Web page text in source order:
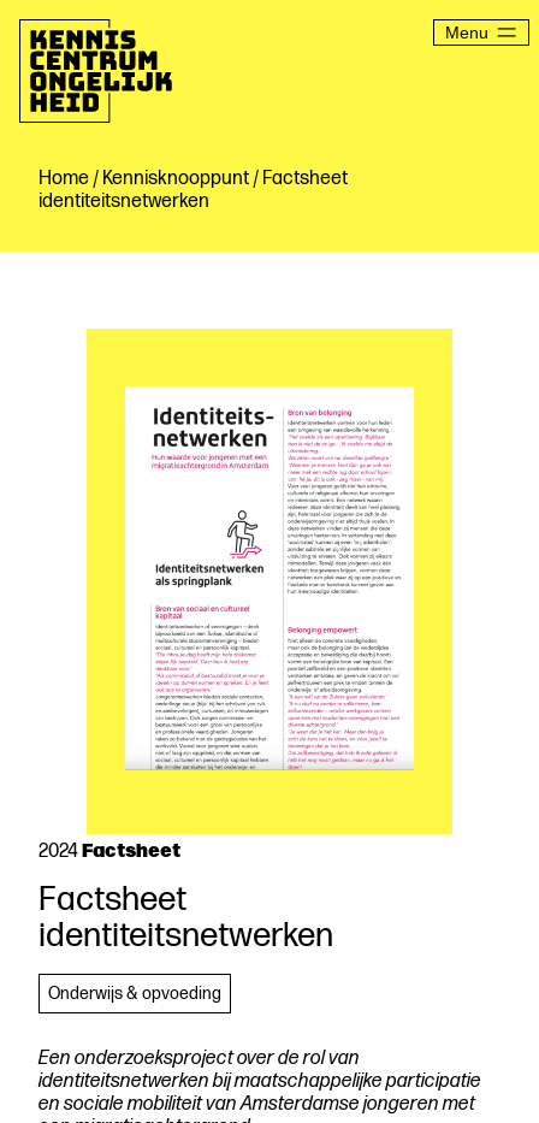
naar
inhoud
Menu
Home / Kennisknooppunt / Factsheet
identiteitsnetwerken
Download
de
publicatie
2024Factsheet
Factsheet
identiteitsnetwerken
Onderwijs & opvoeding
Een onderzoeksproject over de rol van
identiteitsnetwerken bij maatschappelijke participatie
en sociale mobiliteit van Amsterdamse jongeren met